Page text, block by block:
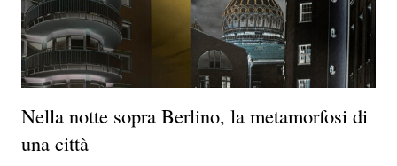
Nella notte sopra Berlino, la metamorfosi di
una città